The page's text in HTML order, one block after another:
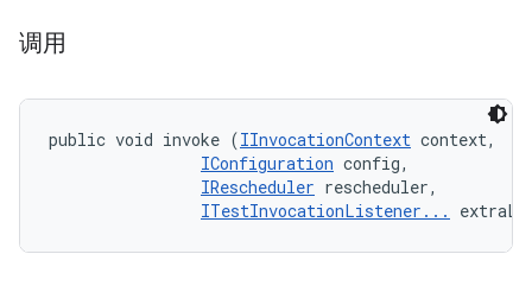
调用
public void invoke (IInvocationContext context,
IConfiguration config,
IRescheduler rescheduler,
ITestInvocationListener...